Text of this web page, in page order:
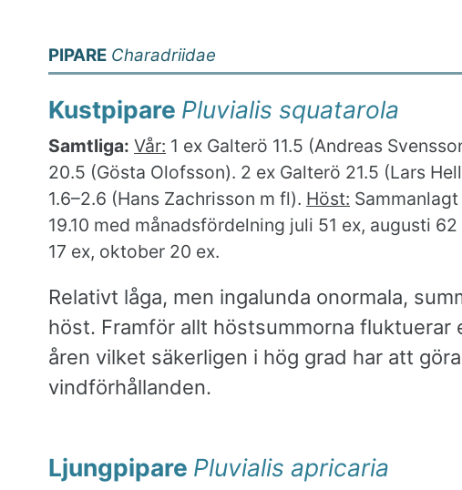
PIPARE Charadriidae
Kustpipare Pluvialis squatarola
Samtliga: Vår: 1 ex Galterö 11.5 (Andreas
20.5 (Gösta Olofsson). 2 ex Galterö 21.5 (Lars
1.6–2.6 (Hans Zachrisson m fl). Höst:
19.10 med månadsfördelning juli 51 ex, augusti
17 ex, oktober 20 ex.
Relativt låga, men ingalunda onormala,
höst. Framför allt höstsummorna fluktuerar
åren vilket säkerligen i hög grad har att
vindförhållanden.
Ljungpipare Pluvialis apricaria